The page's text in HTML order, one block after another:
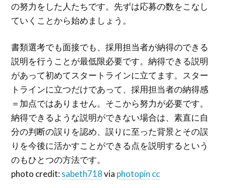
の努力をした人たちです。先ずは応募の数をこなし
ていくことから始めましょう。
書類選考でも面接でも、採用担当者が納得のできる
説明を行うことが最低限必要です。納得できる説明
があって初めてスタートラインに立てます。スター
トラインに立つだけであって、採用担当者の納得感
＝加点ではありません。そこから努力が必要です。
納得できるような説明ができない場合は、素直に自
分の判断の誤りを認め、誤りに至った背景とその誤
りを今後に活かすことができる点を説明するという
のもひとつの方法です。
photo credit:sabeth718via photopin cc